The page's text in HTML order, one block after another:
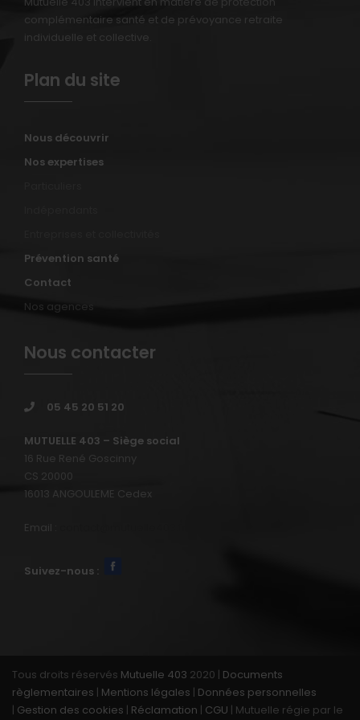
complémentaire santé et de prévoyance retraite
individuelle et collective.
Plan du site
Nous découvrir
Nos expertises
Prévention santé
Contact
Nos agences
Nous contacter
05 45 20 51 20
MUTUELLE 403 – Siège social
16 Rue René Goscinny
CS 20000
16013 ANGOULEME Cedex
Email :
Suivez-nous :
Tous droits réservés Mutuelle 403 2020 | Documents
règlementaires | Mentions légales | Données personnelles
| Gestion des cookies | Réclamation | CGU | Mutuelle régie par le